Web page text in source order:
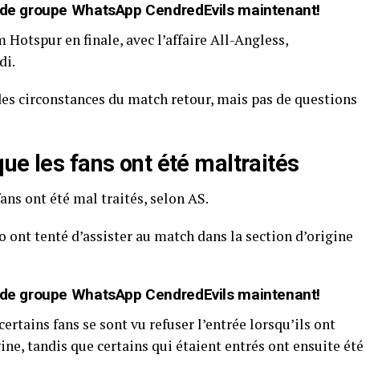
groupe WhatsApp CendredEvils maintenant!
Hotspur en finale, avec l’affaire All-Angless,
circonstances du match retour, mais pas de questions
les fans ont été maltraités
ont été mal traités, selon AS.
tenté d’assister au match dans la section d’origine
groupe WhatsApp CendredEvils maintenant!
fans se sont vu refuser l’entrée lorsqu’ils ont
tandis que certains qui étaient entrés ont ensuite été